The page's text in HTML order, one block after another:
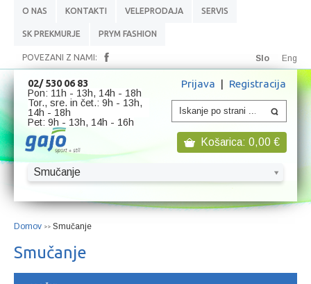
O NAS KONTAKTI VELEPRODAJA SERVIS
SK PREKMURJE PRYM FASHION
POVEZANI Z NAMI: Slo Eng
02/ 530 06 83
Pon: 11h - 13h, 14h - 18h
Tor., sre. in čet.: 9h - 13h,
14h - 18h
Pet: 9h - 13h, 14h - 16h
Prijava | Registracija
Košarica: 0,00 €
Smučanje
Domov >> Smučanje
Smučanje